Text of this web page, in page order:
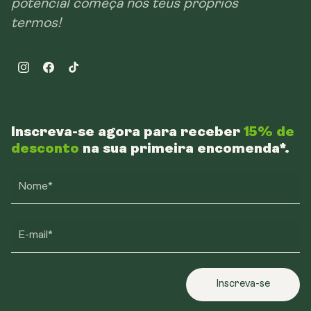
potencial começa nos teus próprios
termos!
InstagramFacebookTikTok
Inscreva-se agora para receber 15% de
desconto na sua primeira encomenda*.
Nome*
E-mail*
Inscreva-se